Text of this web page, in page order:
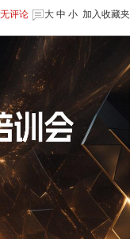
大 中 小 加入收藏夹
评论